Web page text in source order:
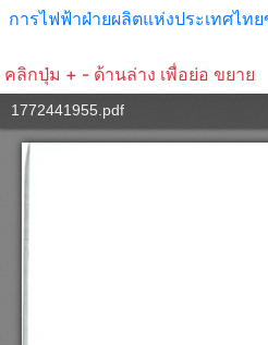
การไฟฟ้าฝ่ายผลิตแห่งประเทศไท
คลิกปุ่ม + - ด้านล่าง เพื่อย่อ ขยาย